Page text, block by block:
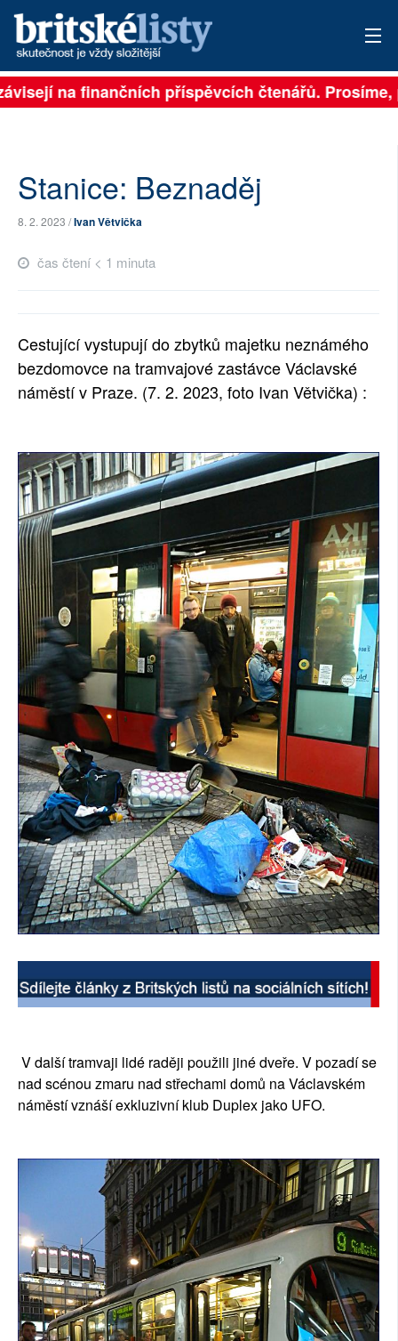
PŘIHLÁSIT
ARCHIV
ROZHOVORY
TÉMATA
AUTOŘI
PŘÍSPĚVKY NA PROVOZ
RUBRIKY
PLNÁ VERZE STRÁNEK
na finančních příspěvcích čtenářů. Prosíme,
Stanice: Beznaděj
8. 2. 2023 /Ivan Větvička
čas čtení < 1 minuta
Cestující vystupují do zbytků majetku neznámého
bezdomovce na tramvajové zastávce Václavské
náměstí v Praze. (7. 2. 2023, foto Ivan Větvička) :
V další tramvaji lidé raději použili jiné dveře. V pozadí se
nad scénou zmaru nad střechami domů na Václavském
náměstí vznáší exkluzivní klub Duplex jako UFO.